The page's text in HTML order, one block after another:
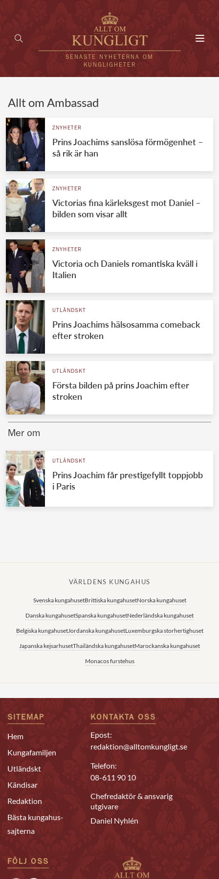
SENASTE NYHETERNA OM
KUNGLIGHETER
UTLÄNDSKT
VÄRLDENS KUNGAHUS
Svenska kungahuset
Brittiska kungahuset
Danska kungahuset
Jordanska kungahuset
Luxemburgska storhertighuset
Japanska kejsarhuset
Thailändska kungahuset
Marockanska kungahuset
REDAKTION
Allt om Ambassad
ZNYHETER
Prins Joachims sanslösa förmögenhet –
så rik är han
ZNYHETER
Victorias fina kärleksgest mot Daniel –
bilden som visar allt
ZNYHETER
Victoria och Daniels romantiska kväll i
Italien
UTLÄNDSKT
Prins Joachims hälsosamma comeback
efter stroken
UTLÄNDSKT
Första bilden på prins Joachim efter
stroken
Mer om
UTLÄNDSKT
Prins Joachim får prestigefyllt toppjobb
i Paris
VÄRLDENS KUNGAHUS
Svenska kungahusetBrittiska kungahusetNorska kungahuset
Danska kungahusetSpanska kungahusetNederländska kungahuset
Belgiska kungahusetJordanska kungahusetLuxemburgska storhertighuset
Japanska kejsarhusetThailändska kungahusetMarockanska kungahuset
Monacos furstehus
SITEMAP
Hem
Kungafamiljen
Utländskt
Kändisar
Redaktion
Bästa kungahus-
sajterna
KONTAKTA OSS
Epost:
redaktion@alltomkungligt.se
Telefon:
08-611 90 10
Chefredaktör & ansvarig
utgivare
Daniel Nyhlén
FÖLJ OSS